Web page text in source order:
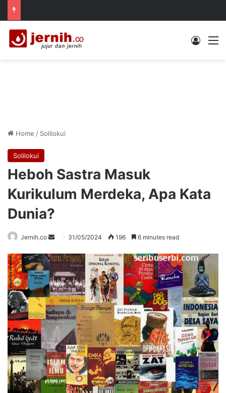
Log In
Home / Solilokui
Solilokui
Heboh Sastra Masuk
Kurikulum Merdeka, Apa Kata
Dunia?
Jernih.co
Send
email
31/05/2024 196 6 minutes read